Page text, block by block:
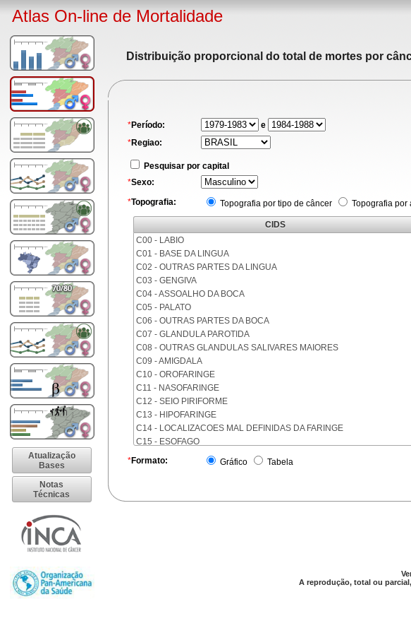
Atlas On-line de Mortalidade
Atualização
Bases
Notas
Técnicas
Distribuição proporcional do total de mortes por
*Período:
e
*Regiao:
Pesquisar por capital
*Sexo:
*Topografia: Topografia por tipo de câncer Topografia por
CIDS
C00 - LABIO
C01 - BASE DA LINGUA
C02 - OUTRAS PARTES DA LINGUA
C03 - GENGIVA
C04 - ASSOALHO DA BOCA
C05 - PALATO
C06 - OUTRAS PARTES DA BOCA
C07 - GLANDULA PAROTIDA
C08 - OUTRAS GLANDULAS SALIVARES MAIORES
C09 - AMIGDALA
C10 - OROFARINGE
C11 - NASOFARINGE
C12 - SEIO PIRIFORME
C13 - HIPOFARINGE
C14 - LOCALIZACOES MAL DEFINIDAS DA FARINGE
C15 - ESOFAGO
C26 - LOCALIZACOES MAL DEFINIDAS NO APARELHO DIGESTIVO
*Formato: Gráfico Tabela
A reprodução, total ou